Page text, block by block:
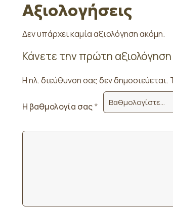
Αξιολογήσεις
Δεν υπάρχει καμία αξιολόγηση ακόμη.
Κάνετε την πρώτη αξιολόγηση
Η ηλ. διεύθυνση σας δεν δημοσιεύεται.
Η βαθμολογία σας*